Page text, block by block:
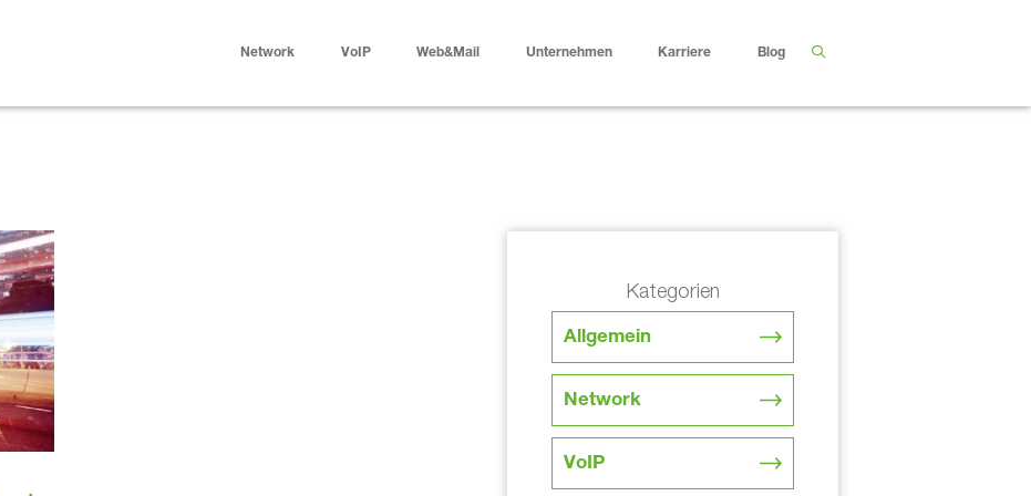
Network VoIP Web&Mail Unternehmen Karriere Blog
Kategorien
Allgemein
Network
VoIP